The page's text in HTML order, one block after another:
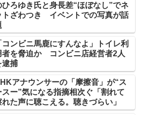
ひろゆき氏と身長差“ほぼなし”でネ
トざわつき イベントでの写真が話
コンビニ馬鹿にすんなよ」トイレ利
者を脅迫か コンビニ店経営者2人
逮捕
アナウンサーの「摩擦音」が“ス
スー”気になる指摘相次ぐ「割れて
れた声に聴こえる。聴きづらい」